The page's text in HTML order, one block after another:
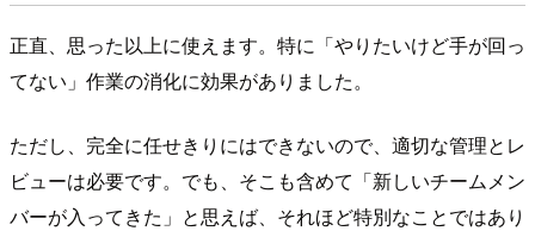
正直、思った以上に使えます。特に「やりたいけど手が回っ
てない」作業の消化に効果がありました。
ただし、完全に任せきりにはできないので、適切な管理とレ
ビューは必要です。でも、そこも含めて「新しいチームメン
バーが入ってきた」と思えば、それほど特別なことではあり